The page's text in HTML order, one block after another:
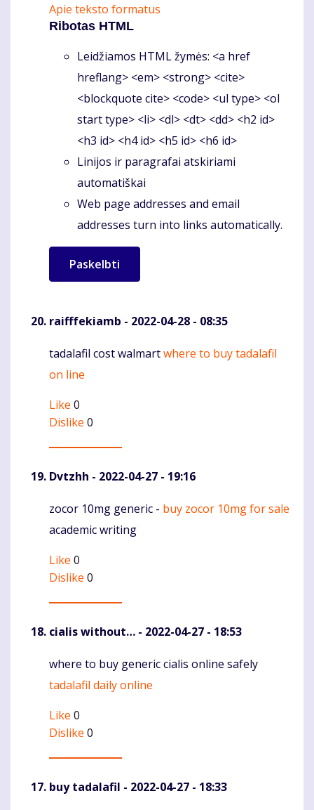
Apie teksto formatus
Ribotas HTML
Leidžiamos HTML žymės: <a href
hreflang> <em> <strong> <cite>
<blockquote cite> <code> <ul type> <ol
start type> <li> <dl> <dt> <dd> <h2 id>
<h3 id> <h4 id> <h5 id> <h6 id>
Linijos ir paragrafai atskiriami
automatiškai
Web page addresses and email
addresses turn into links automatically.
raifffekiamb - 2022-04-28 - 08:35
Komentaras
tadalafil cost walmartwhere to buy tadalafil
on line
Like 0
Dislike 0
Dvtzhh - 2022-04-27 - 19:16
Komentaras
zocor 10mg generic - buy zocor 10mg for sale
academic writing
Like 0
Dislike 0
cialis without… - 2022-04-27 - 18:53
Komentaras
where to buy generic cialis online safely
tadalafil daily online
Like 0
Dislike 0
buy tadalafil - 2022-04-27 - 18:33